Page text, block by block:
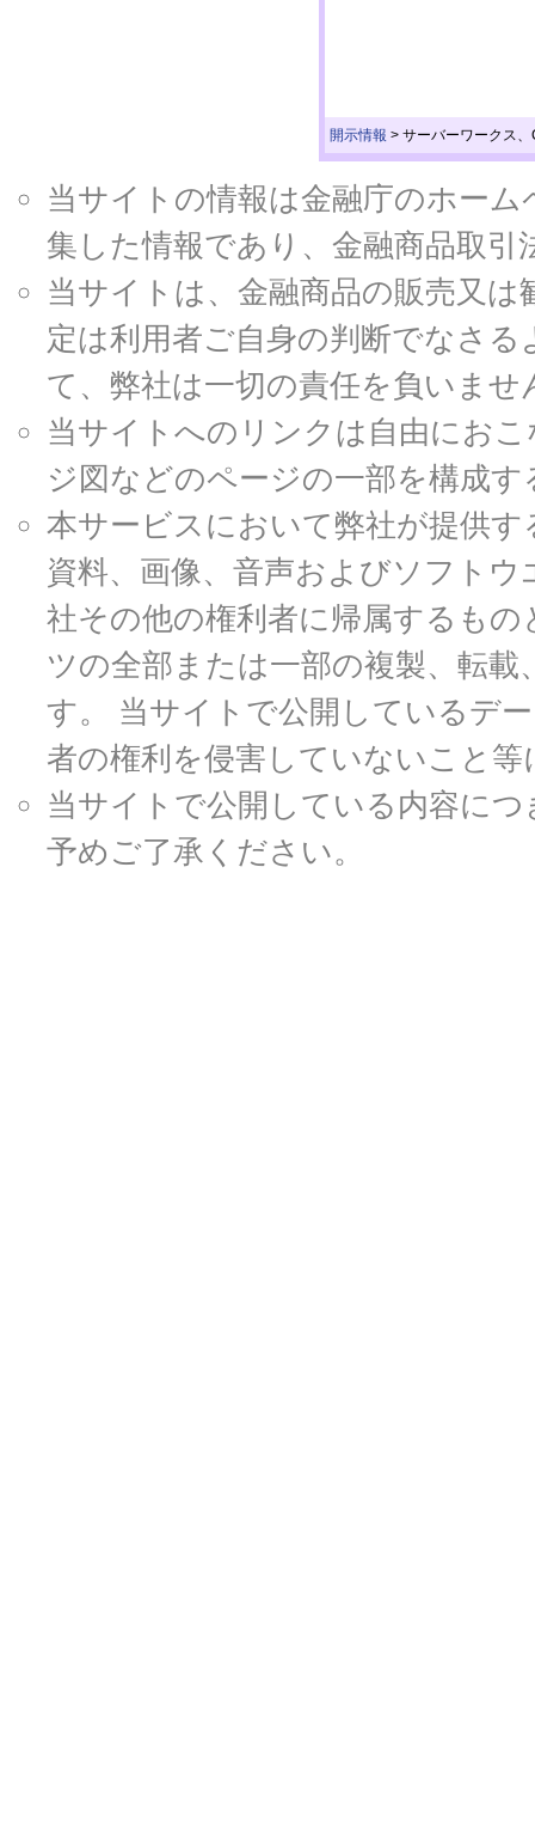
開示情報 > サーバーワークス
当サイトの情報は金融庁のホー
集した情報であり、金融商品取
当サイトは、金融商品の販売又
定は利用者ご自身の判断でなさ
て、弊社は一切の責任を負いませ
当サイトへのリンクは自由にお
ジ図などのページの一部を構成
本サービスにおいて弊社が提供
資料、画像、音声およびソフト
社その他の権利者に帰属するも
ツの全部または一部の複製、転
す。 当サイトで公開しているデ
者の権利を侵害していないこと
当サイトで公開している内容に
予めご了承ください。